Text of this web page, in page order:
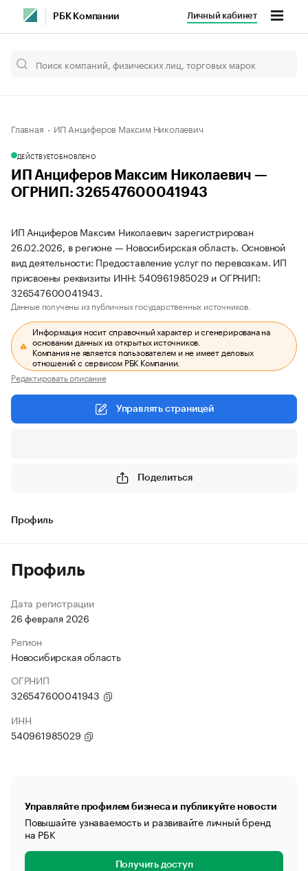
РБК Компании Личный кабинет
Главная ИП Анциферов Максим Николаевич
ДЕЙСТВУЕТОБНОВЛЕНО
ИП Анциферов Максим Николаевич —
ОГРНИП: 326547600041943
ИП Анциферов Максим Николаевич зарегистрирован
26.02.2026, в регионе — Новосибирская область. Основной
вид деятельности: Предоставление услуг по перевозкам. ИП
присвоены реквизиты ИНН: 540961985029 и ОГРНИП:
326547600041943.
Данные получены из публичных государственных источников.
Информация носит справочный характер и сгенерирована на
основании данных из открытых источников.
Компания не является пользователем и не имеет деловых
отношений с сервисом РБК Компании.
Редактировать описание
Управлять страницей
Поделиться
Профиль
Профиль
Дата регистрации
26 февраля 2026
Регион
Новосибирская область
ОГРНИП
326547600041943
ИНН
540961985029
Управляйте профилем бизнеса и публикуйте новости
Повышайте узнаваемость и развивайте личный бренд
на РБК
Получить доступ